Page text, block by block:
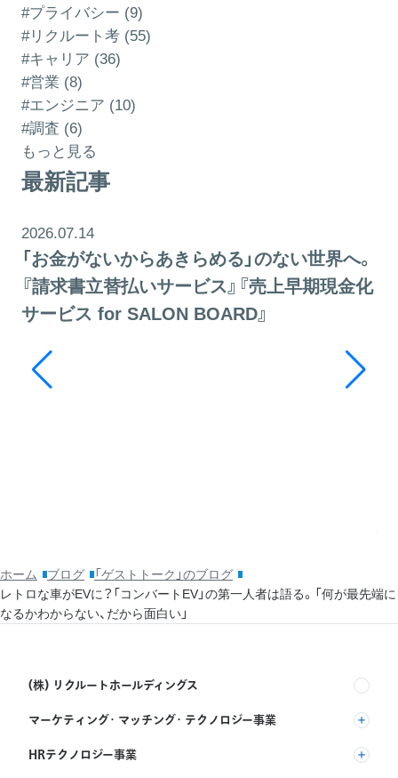
#プライバシー (9)
#リクルート考 (55)
#キャリア (36)
#営業 (8)
#エンジニア (10)
#調査 (6)
もっと見る
最新記事
2026.07.14
「お金がないからあきらめる」のない世界へ。
『請求書立替払いサービス』『売上早期現金化
サービス for SALON BOARD』
ホーム ブログ
「ゲストトーク」のブログ
レトロな車がEVに？「コンバートEV」の第一人者は語る。「何が最先端に
なるかわからない、だから面白い」
(株) リクルートホールディングス
マーケティング・マッチング・テクノロジー事業
(株) リクルート
HRテクノロジー事業